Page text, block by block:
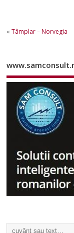
«Tâmplar – Norvegia